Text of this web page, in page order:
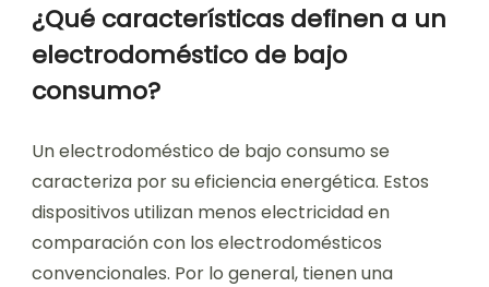
¿Qué características definen a un
electrodoméstico de bajo
consumo?
Un electrodoméstico de bajo consumo se
caracteriza por su eficiencia energética. Estos
dispositivos utilizan menos electricidad en
comparación con los electrodomésticos
convencionales. Por lo general, tienen una